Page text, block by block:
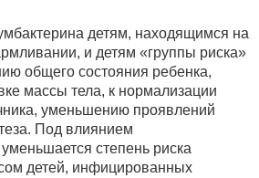
детям, находящимся на
и детям «группы риска»
общего состояния ребенка,
массы тела, к нормализации
уменьшению проявлений
Под влиянием
степень риска
детей, инфицированных